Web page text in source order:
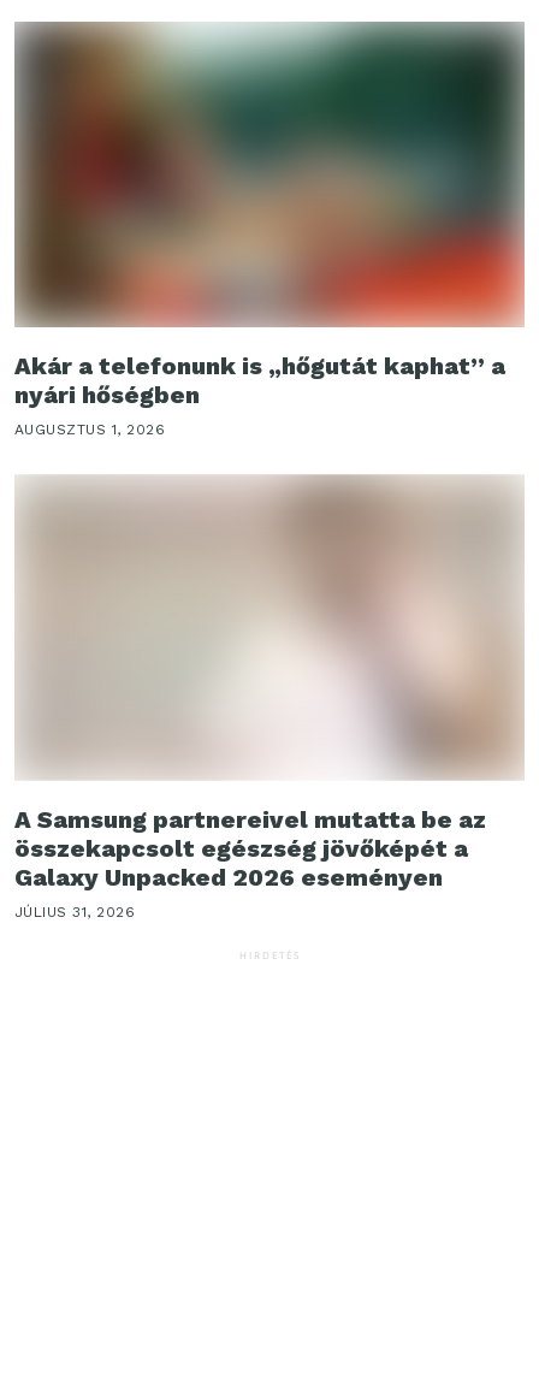
Akár a telefonunk is „hőgutát kaphat” a
nyári hőségben
AUGUSZTUS 1, 2026
A Samsung partnereivel mutatta be az
összekapcsolt egészség jövőképét a
Galaxy Unpacked 2026 eseményen
JÚLIUS 31, 2026
HIRDETÉS